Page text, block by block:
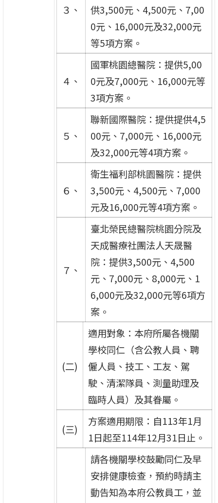
３、
供3,500元、4,500元、7,00
0元、16,000元及32,000元
等5項方案。
４、
國軍桃園總醫院：提供5,00
0元及7,000元、16,000元等
3項方案。
５、
聯新國際醫院：提供提供4,5
00元、7,000元、16,000元
及32,000元等4項方案。
６、
衛生福利部桃園醫院：提供
3,500元、4,500元、7,000
元及16,000元等4項方案。
７、
臺北榮民總醫院桃園分院及
天成醫療社團法人天晟醫
院：提供3,500元、4,500
元、7,000元、8,000元、1
6,000元及32,000元等6項方
案。
(二)
適用對象：本府所屬各機關
學校同仁（含公教人員、聘
僱人員、技工、工友、駕
駛、清潔隊員、測量助理及
臨時人員）及其眷屬。
(三)
方案適用期限：自113年1月
1日起至114年12月31日止。
請各機關學校鼓勵同仁及早
安排健康檢查，預約時請主
動告知為本府公教員工，並